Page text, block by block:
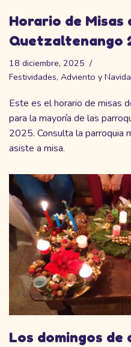
Horario de Misas
Quetzaltenango
18 diciembre, 2025
Festividades, Adviento y
Este es el horario de misas
para la mayoría de las
2025. Consulta la parroquia
asiste a misa.
Los domingos de